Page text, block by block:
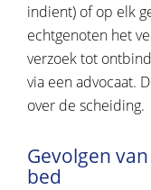
indient) of op elk
echtgenoten het
verzoek tot
via een advocaat.
over de scheiding.
Gevolgen
bed